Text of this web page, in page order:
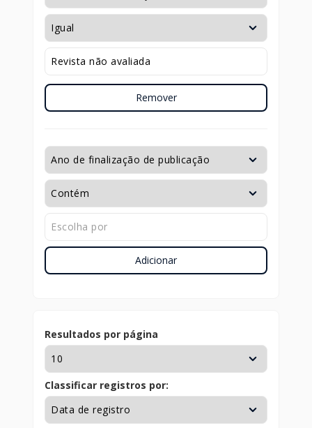
Remover
Adicionar
Resultados por página
Classificar registros por: